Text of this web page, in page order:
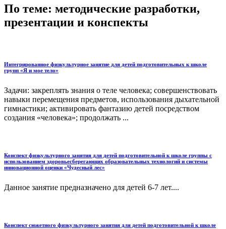
По теме: методические разработки,
презентации и конспекты
Интегрированное физкультурное занятие для детей подготовительных к школе
групп «Я и мое тело»
Задачи: закреплять знания о теле человека; совершенствовать
навыки перемещения предметов, использования дыхательной
гимнастики; активировать фантазию детей посредством
создания «человека»; продолжать ...
Конспект физкультурного занятия для детей подготовительной к школе группы с
использованием здоровьесберегающих образовательных технологий и системы
инновационной оценки «Чудесный лес»
Данное занятие предназначено для детей 6-7 лет....
Конспект сюжетного физкультурного занятия для детей подготовительной к школе